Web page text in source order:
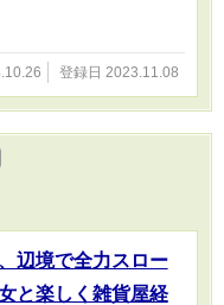
俺、死ぬのが嫌で努力し
上してラスボスを葬って
一大勢力を築き上げてし
登録日 2023.11.08
辺境で全力スロー
と楽しく雑貨屋経